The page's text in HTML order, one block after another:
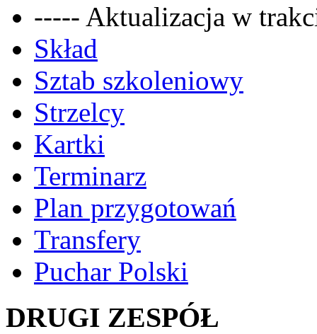
----- Aktualizacja w
Skład
Sztab szkoleniowy
Strzelcy
Kartki
Terminarz
Plan przygotowań
Transfery
Puchar Polski
DRUGI ZESPÓŁ